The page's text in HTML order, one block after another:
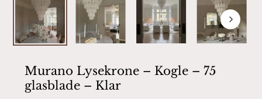
Murano Lysekrone – Kogle – 75
glasblade – Klar